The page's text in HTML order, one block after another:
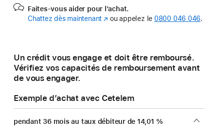
Faites-vous aider pour l’achat.
Chattez dès maintenant (s’ouvre
fenêtre)
ou appelez le 0800 046 046.
Un crédit vous engage et doit être remboursé.
Vérifiez vos capacités de remboursement avant
de vous engager.
Exemple d’achat avec Cetelem
pendant 36 mois au taux débiteur de 14,01 %